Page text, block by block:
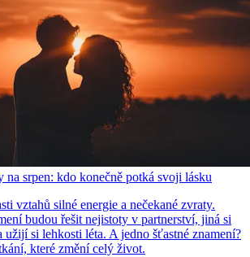
na srpen: kdo konečně potká svoji lásku
vztahů silné energie a nečekané zvraty.
budou řešit nejistoty v partnerství, jiná si
užijí si lehkosti léta. A jedno šťastné znamení?
které změní celý život.